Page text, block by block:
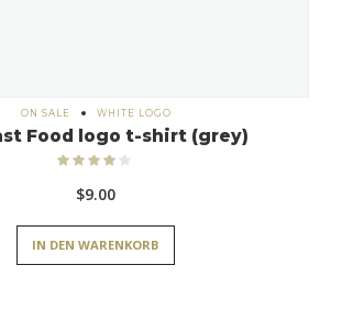
ON SALE WHITE LOGO
Food logo t-shirt (grey)
von 5
$9.00
IN DEN WARENKORB